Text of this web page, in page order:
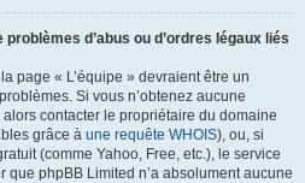
d’abus ou d’ordres légaux liés
page « L’équipe » devraient être un
Si vous n’obtenez aucune
contacter le propriétaire du domaine
grâce à une requête WHOIS), ou, si
(comme Yahoo, Free, etc.), le service
que phpBB Limited n’a absolument aucune